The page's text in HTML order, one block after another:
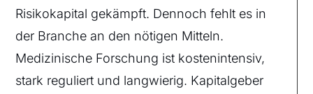
Risikokapital gekämpft. Dennoch fehlt es in
der Branche an den nötigen Mitteln.
Medizinische Forschung ist kostenintensiv,
stark reguliert und langwierig. Kapitalgeber